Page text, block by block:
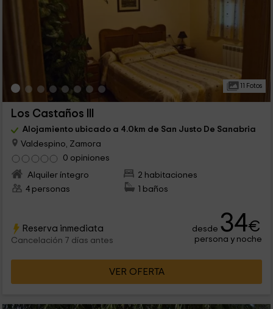
11 Fotos
Los Castaños III
Alojamiento ubicado a 4.0km de San Justo De Sanabria
Valdespino, Zamora
0 opiniones
Alquiler íntegro
2 habitaciones
4 personas
1 baños
Reserva inmediata
Cancelación 7 días antes
desde 34€
persona y noche
VER OFERTA